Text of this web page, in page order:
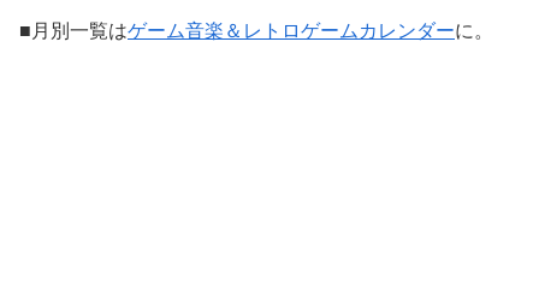
■月別一覧はゲーム音楽＆レトロゲームカレンダーに。